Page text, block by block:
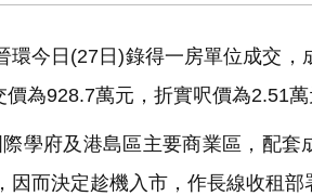
今日(27日)錄得一房單位成交，
為928.7萬元，折實呎價為2.51萬
學府及港島區主要商業區，配套
而決定趁機入市，作長線收租部